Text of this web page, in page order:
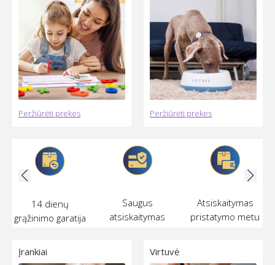
Peržiūrėti prekes Peržiūrėti prekes
14 dienų
grąžinimo garatija
Saugus
atsiskaitymas
Atsiskaitymas
pristatymo metu
Įrankiai Virtuvė